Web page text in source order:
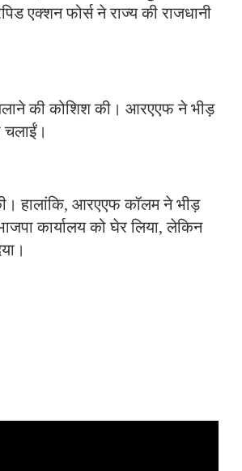
एक्शन फोर्स ने राज्य की राजधानी
की कोशिश की। आरएएफ ने भीड़
हालांकि, आरएएफ कॉलम ने भीड़
कार्यालय को घेर लिया, लेकिन